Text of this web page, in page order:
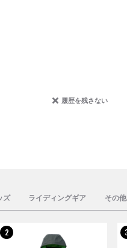
履歴を残さない
ズ ライディングギア その
2